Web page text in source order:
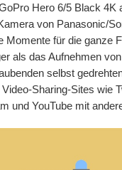
Hero 6/5 Black 4K
von Panasonic/
Momente für die ganze
als das Aufnehmen
selbst
Sharing-Sites wie
und YouTube mit